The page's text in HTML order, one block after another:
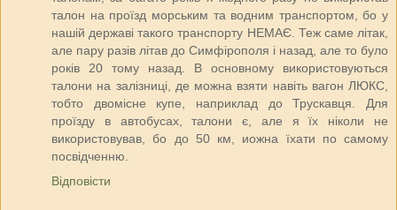
талон на проїзд морським та водним транспортом, бо у
нашій державі такого транспорту НЕМАЄ. Теж саме літак,
але пару разів літав до Симфірополя і назад, але то було
років 20 тому назад. В основному використовуються
талони на залізниці, де можна взяти навіть вагон ЛЮКС,
тобто двомісне купе, наприклад до Трускавця. Для
проїзду в автобусах, талони є, але я їх ніколи не
використовував, бо до 50 км, иожна їхати по самому
посвідченню.
Відповісти